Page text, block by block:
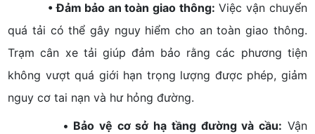
• Đảm bảo an toàn giao thông: Việc vận chuyển
quá tải có thể gây nguy hiểm cho an toàn giao thông.
Trạm cân xe tải giúp đảm bảo rằng các phương tiện
không vượt quá giới hạn trọng lượng được phép, giảm
nguy cơ tai nạn và hư hỏng đường.
• Bảo vệ cơ sở hạ tầng đường và cầu: Vận